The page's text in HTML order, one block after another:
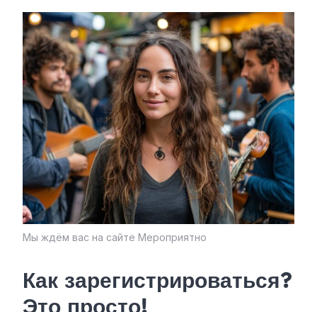
Мы ждём вас на сайте Мероприятно
Как зарегистрироваться?
Это просто!